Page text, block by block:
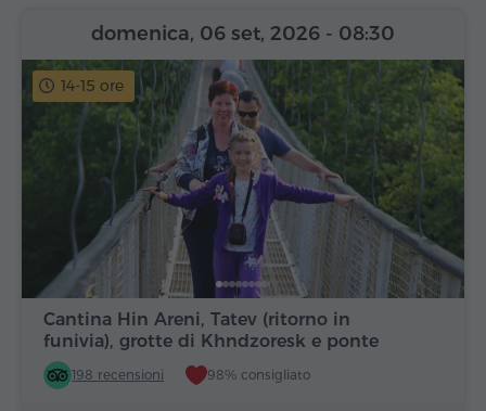
14-15 ore
Cantina Hin Areni, Tatev (ritorno in
funivia), grotte di Khndzoresk e ponte
198 recensioni 98% consigliato
domenica, 06 set, 2026 - 08:30